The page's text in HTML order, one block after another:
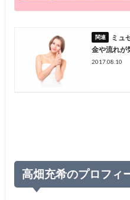
ミュ
金や流れが
2017.08.10
高畑充希のプロフィ